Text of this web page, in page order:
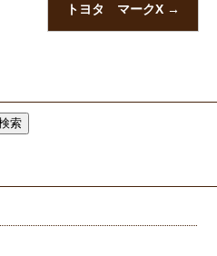
トヨタ マークX →